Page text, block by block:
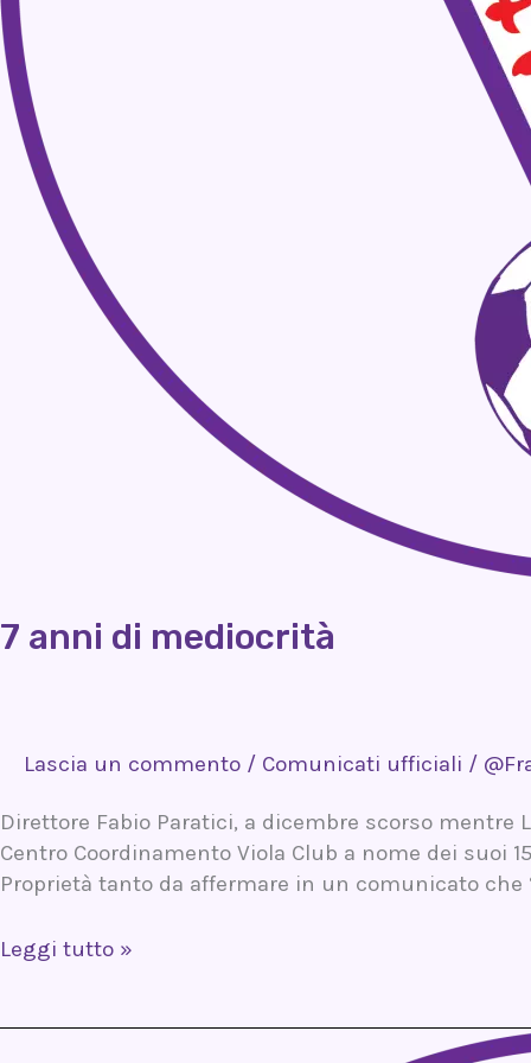
7 anni di mediocrità
Lascia un commento / Comunicati ufficiali /
Direttore Fabio Paratici, a dicembre scorso mentre
Centro Coordinamento Viola Club a nome dei suoi
Proprietà tanto da affermare in un comunicato che
Leggi tutto »